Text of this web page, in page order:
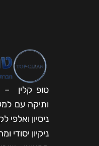
טופ קלין –
ניסיון ואלפי
ניקיון יסודי